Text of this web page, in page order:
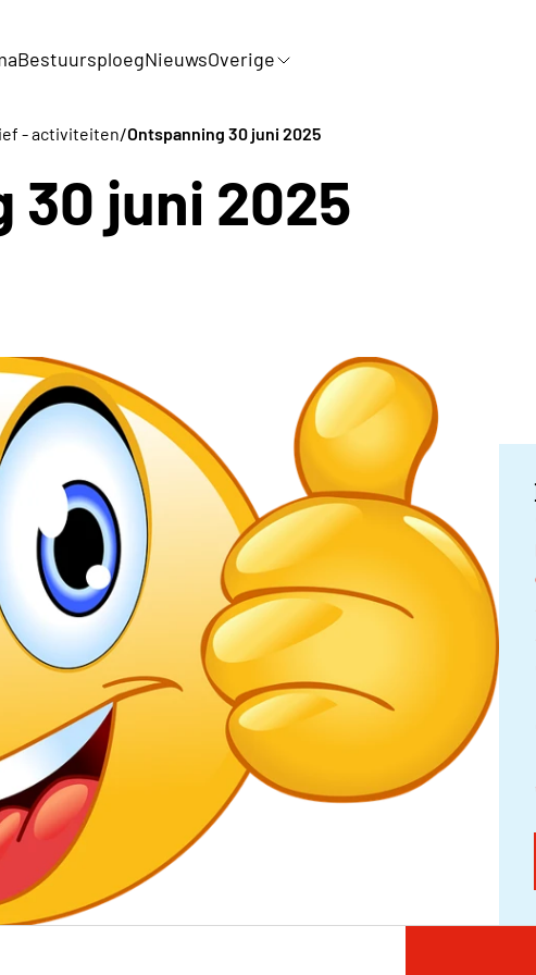
BestuursploegNieuwsOverige
- activiteiten/Ontspanning 30 juni 2025
30 juni 2025